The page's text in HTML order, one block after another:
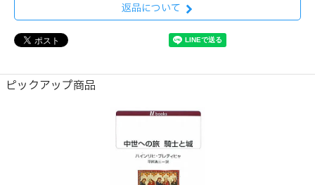
返品について
ピックアップ商品